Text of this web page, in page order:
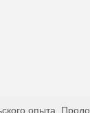
опыта.